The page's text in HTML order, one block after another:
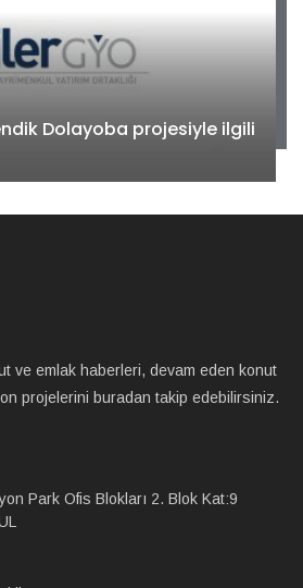
Dolayoba projesiyle ilgili
ve emlak haberleri, devam eden konut
projelerini buradan takip edebilirsiniz.
Park Ofis Blokları 2. Blok Kat:9